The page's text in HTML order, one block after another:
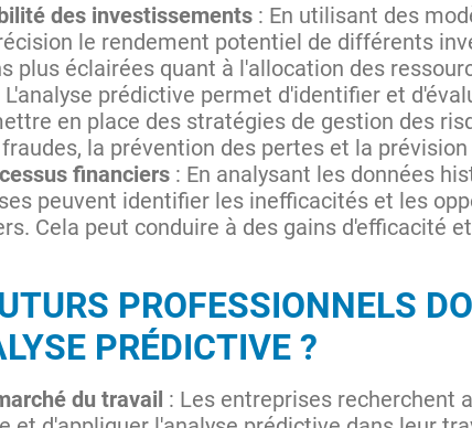
des investissements : En utilisant des
le rendement potentiel de différents
plus éclairées quant à l'allocation des
L'analyse prédictive permet d'identifier et
en place des stratégies de gestion des
la prévention des pertes et la
financiers : En analysant les données
peuvent identifier les inefficacités et les
Cela peut conduire à des gains d'efficacité
PROFESSIONNELS
PRÉDICTIVE ?
du travail : Les entreprises recherchent